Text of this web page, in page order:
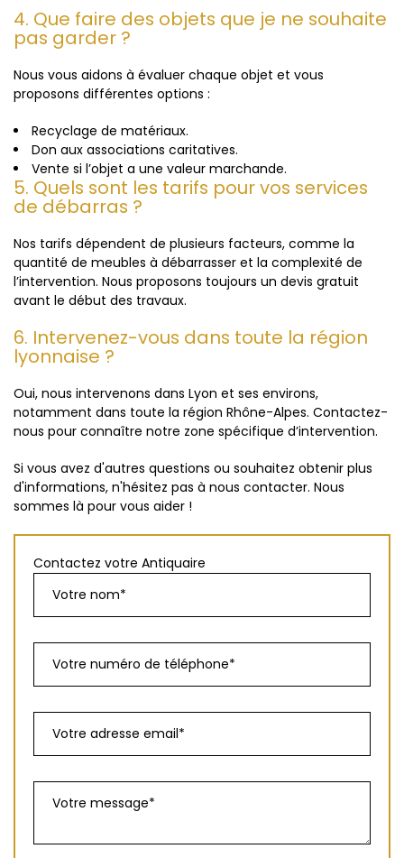
4. Que faire des objets que je ne souhaite
pas garder ?
Nous vous aidons à évaluer chaque objet et vous
proposons différentes options :
Recyclage de matériaux.
Don aux associations caritatives.
Vente si l’objet a une valeur marchande.
5. Quels sont les tarifs pour vos services
de débarras ?
Nos tarifs dépendent de plusieurs facteurs, comme la
quantité de meubles à débarrasser et la complexité de
l’intervention. Nous proposons toujours un devis gratuit
avant le début des travaux.
6. Intervenez-vous dans toute la région
lyonnaise ?
Oui, nous intervenons dans Lyon et ses environs,
notamment dans toute la région Rhône-Alpes. Contactez-
nous pour connaître notre zone spécifique d’intervention.
Si vous avez d'autres questions ou souhaitez obtenir plus
d'informations, n'hésitez pas à nous contacter. Nous
sommes là pour vous aider !
Contactez votre Antiquaire